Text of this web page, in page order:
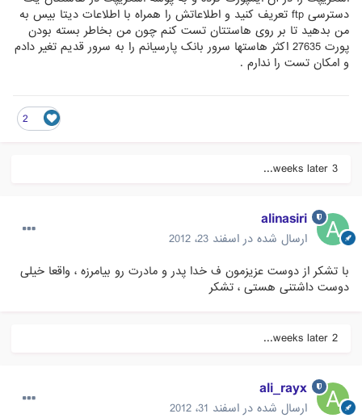
دسترسی ftp تعریف کنید و اطلاعاتش را همراه با اطلاعات دیتا بیس به
من بدهید تا بر روی هاستتان تست کنم چون من بخاطر بسته بودن
پورت 27635 اکثر هاستها سرور بانک پارسیانم را به سرور قدیم تغیر دادم
و امکان تست را ندارم .
2
3 weeks later...
alinasiri
ارسال شده در اسفند 23، 2012
با تشکر از دوست عزیزمون ف خدا پدر و مادرت رو بیامرزه ، واقعا خیلی
دوست داشتنی هستی ، تشکر
2 weeks later...
ali_rayx
ارسال شده در اسفند 31، 2012